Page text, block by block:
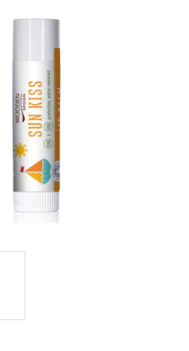
4,7
hviezdičiek.